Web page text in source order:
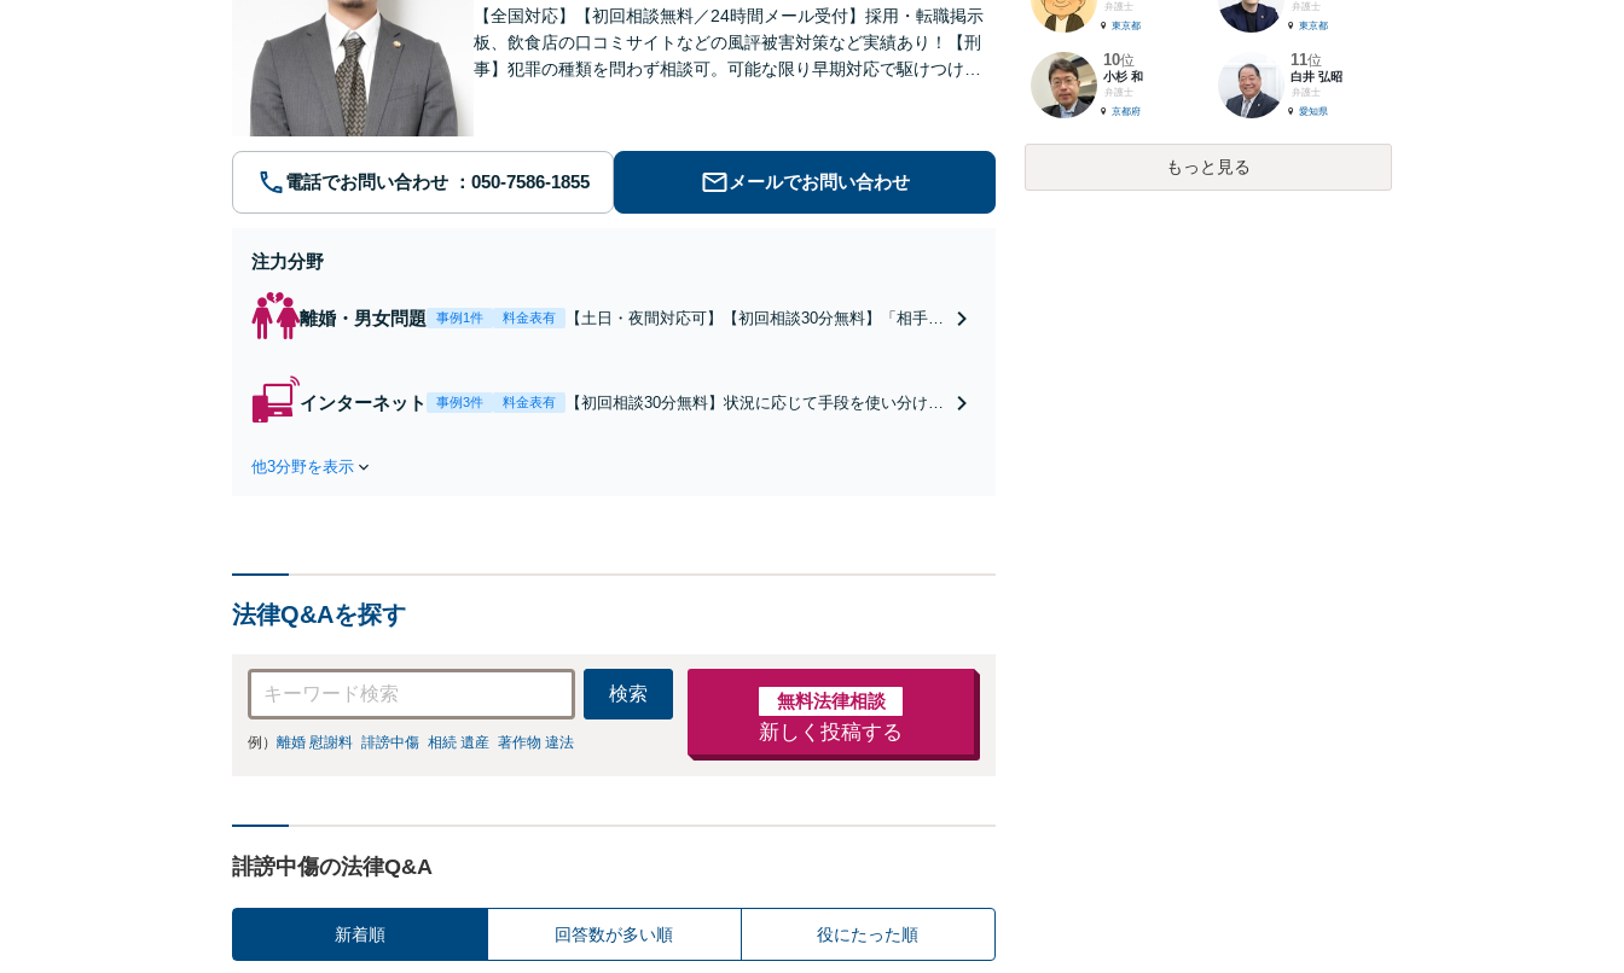
【全国対応】【初回相談無料／24時間メール受付】採用・転職掲示
板、飲食店の口コミサイトなどの風評被害対策など実績あり！【刑
事】犯罪の種類を問わず相談可。可能な限り早期対応で駆けつけサ
電話でお問い合わせ メールでお問い合わせ
注力分野
離婚・男女問題 事例1件 料金表有
【土日・夜間対応可】【初回相談30分無料】「相手方
金額アップ／減額交渉も対応可」【完全個室対応】
インターネット 事例3件 料金表有
【初回相談30分無料】状況に応じて手段を使い分け、
他3分野を表示
法律Q&Aを探す
検索
例） 離婚 慰謝料 誹謗中傷 相続 遺産 著作物 違法
無料法律相談
新しく投稿する
誹謗中傷の法律Q&A
新着順 回答数が多い順 役にたった順
弁護士
東京都
弁護士
東京都
10位
小杉 和
弁護士
京都府
11位
白井 弘昭
弁護士
愛知県
もっと見る